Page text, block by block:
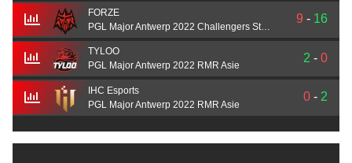
FORZE
PGL Major Antwerp 2022 Challengers Stage
9 - 16
TYLOO
PGL Major Antwerp 2022 RMR Asie
2 - 0
IHC Esports
PGL Major Antwerp 2022 RMR Asie
0 - 2